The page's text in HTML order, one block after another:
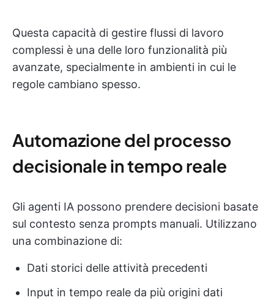
Questa capacità di gestire flussi di lavoro
complessi è una delle loro funzionalità più
avanzate, specialmente in ambienti in cui le
regole cambiano spesso.
Automazione del processo
decisionale in tempo reale
Gli agenti IA possono prendere decisioni basate
sul contesto senza prompts manuali. Utilizzano
una combinazione di:
Dati storici delle attività precedenti
Input in tempo reale da più origini dati